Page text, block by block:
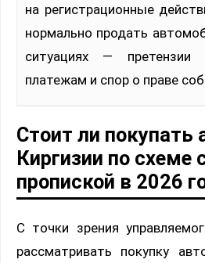
на регистрационные
нормально продать
ситуациях — претензии
платежам и спор о праве
Стоит ли покупать
Киргизии по схеме
пропиской в 2026
С точки зрения
рассматривать покупку